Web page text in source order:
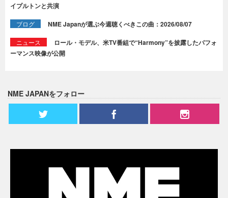
イプルトンと共演
ブログ NME Japanが選ぶ今週聴くべきこの曲：2026/08/07
ニュース
ロール・モデル、米TV番組で“Harmony”を披露したパフォ
ーマンス映像が公開
NME JAPANをフォロー